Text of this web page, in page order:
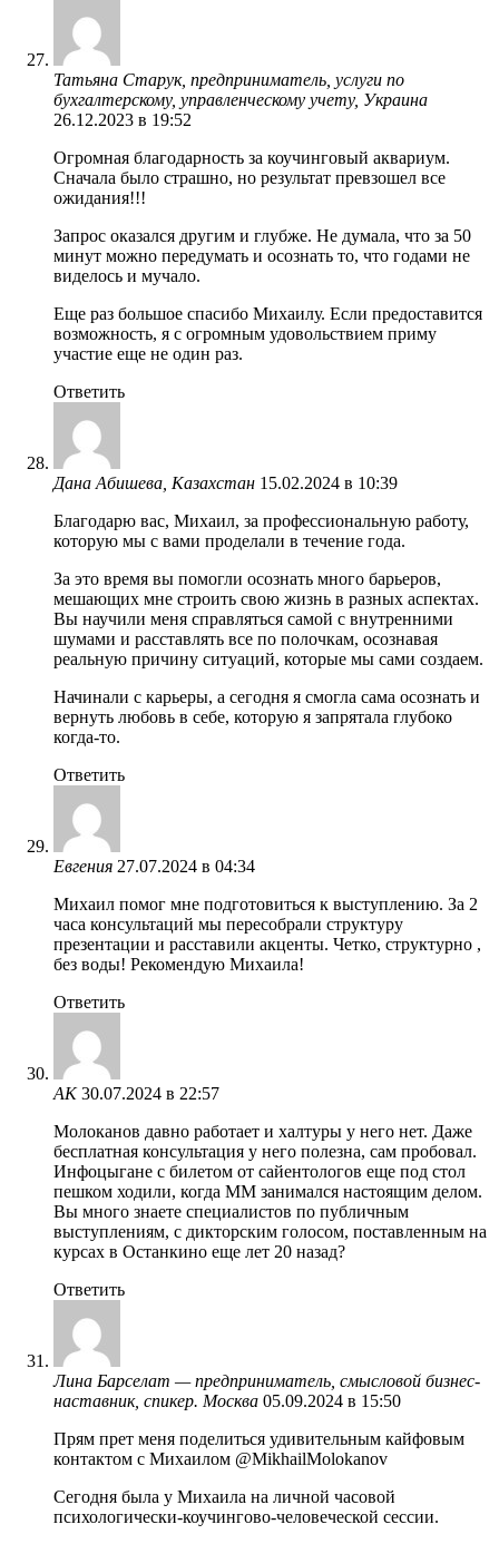
Татьяна Старук, предприниматель, услуги по
бухгалтерскому, управленческому учету, Украина
26.12.2023 в 19:52
Огромная благодарность за коучинговый аквариум.
Сначала было страшно, но результат превзошел все
ожидания!!!
Запрос оказался другим и глубже. Не думала, что за 50
минут можно передумать и осознать то, что годами не
виделось и мучало.
Еще раз большое спасибо Михаилу. Если предоставится
возможность, я с огромным удовольствием приму
участие еще не один раз.
Ответить
Дана Абишева, Казахстан 15.02.2024 в 10:39
Благодарю вас, Михаил, за профессиональную работу,
которую мы с вами проделали в течение года.
За это время вы помогли осознать много барьеров,
мешающих мне строить свою жизнь в разных аспектах.
Вы научили меня справляться самой с внутренними
шумами и расставлять все по полочкам, осознавая
реальную причину ситуаций, которые мы сами создаем.
Начинали с карьеры, а сегодня я смогла сама осознать и
вернуть любовь в себе, которую я запрятала глубоко
когда-то.
Ответить
Евгения 27.07.2024 в 04:34
Михаил помог мне подготовиться к выступлению. За 2
часа консультаций мы пересобрали структуру
презентации и расставили акценты. Четко, структурно ,
без воды! Рекомендую Михаила!
Ответить
AK 30.07.2024 в 22:57
Молоканов давно работает и халтуры у него нет. Даже
бесплатная консультация у него полезна, сам пробовал.
Инфоцыгане с билетом от сайентологов еще под стол
пешком ходили, когда ММ занимался настоящим делом.
Вы много знаете специалистов по публичным
выступлениям, с дикторским голосом, поставленным на
курсах в Останкино еще лет 20 назад?
Ответить
Лина Барселат — предприниматель, смысловой бизнес-
наставник, спикер. Москва 05.09.2024 в 15:50
Прям прет меня поделиться удивительным кайфовым
контактом с Михаилом @MikhailMolokanov
Сегодня была у Михаила на личной часовой
психологически-коучингово-человеческой сессии.